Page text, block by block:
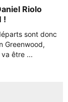
Riolo
!
sont donc
Greenwood,
être ...